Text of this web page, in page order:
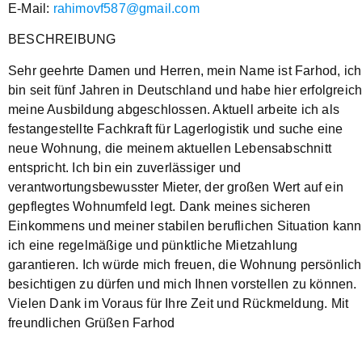
E-Mail: rahimovf587@gmail.com
BESCHREIBUNG
Sehr geehrte Damen und Herren, mein Name ist Farhod, ich
bin seit fünf Jahren in Deutschland und habe hier erfolgreich
meine Ausbildung abgeschlossen. Aktuell arbeite ich als
festangestellte Fachkraft für Lagerlogistik und suche eine
neue Wohnung, die meinem aktuellen Lebensabschnitt
entspricht. Ich bin ein zuverlässiger und
verantwortungsbewusster Mieter, der großen Wert auf ein
gepflegtes Wohnumfeld legt. Dank meines sicheren
Einkommens und meiner stabilen beruflichen Situation kann
ich eine regelmäßige und pünktliche Mietzahlung
garantieren. Ich würde mich freuen, die Wohnung persönlich
besichtigen zu dürfen und mich Ihnen vorstellen zu können.
Vielen Dank im Voraus für Ihre Zeit und Rückmeldung. Mit
freundlichen Grüßen Farhod